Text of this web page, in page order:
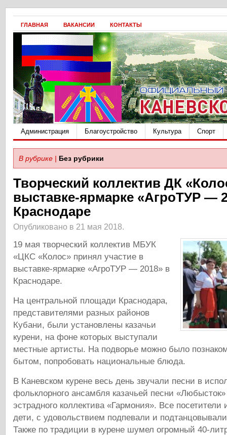
ГЛАВНАЯ ВАКАНСИИ КОНТАКТЫ
Администрация Благоустройство Культура Спорт
В рубрике | Без рубрики
Творческий коллектив ДК
выставке-ярмарке «АгроТУР —
Краснодаре
Опубликовано в 21 мая 2018.
19 мая творческий коллектив МБУК
«ЦКС «Колос» принял участие в
выставке-ярмарке «АгроТУР — 2018» в
Краснодаре.
На центральной площади Краснодара,
представителями разных районов
Кубани, были установлены казачьи
курени, на фоне которых выступали
местные артисты. На подворье можно было
бытом, попробовать национальные блюда.
В Каневском курене весь день звучали песни в
фольклорного ансамбля казачьей песни «Любысток»
эстрадного коллектива «Гармония». Все посетители
дети, с удовольствием подпевали и
Также по традиции в курене шумел огромный 40-